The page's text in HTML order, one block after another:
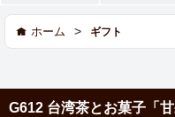
ホーム > ギフト
G612 台湾茶とお菓子「甘